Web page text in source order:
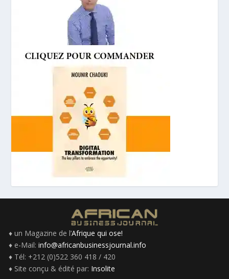
♦ un Magazine de l’Afrique qui ose!
♦ e-Mail: info@africanbusinessjournal.info
♦ Tél: +212 (0)522 360 418 / 420
♦ Site conçu & édité par: Insolite